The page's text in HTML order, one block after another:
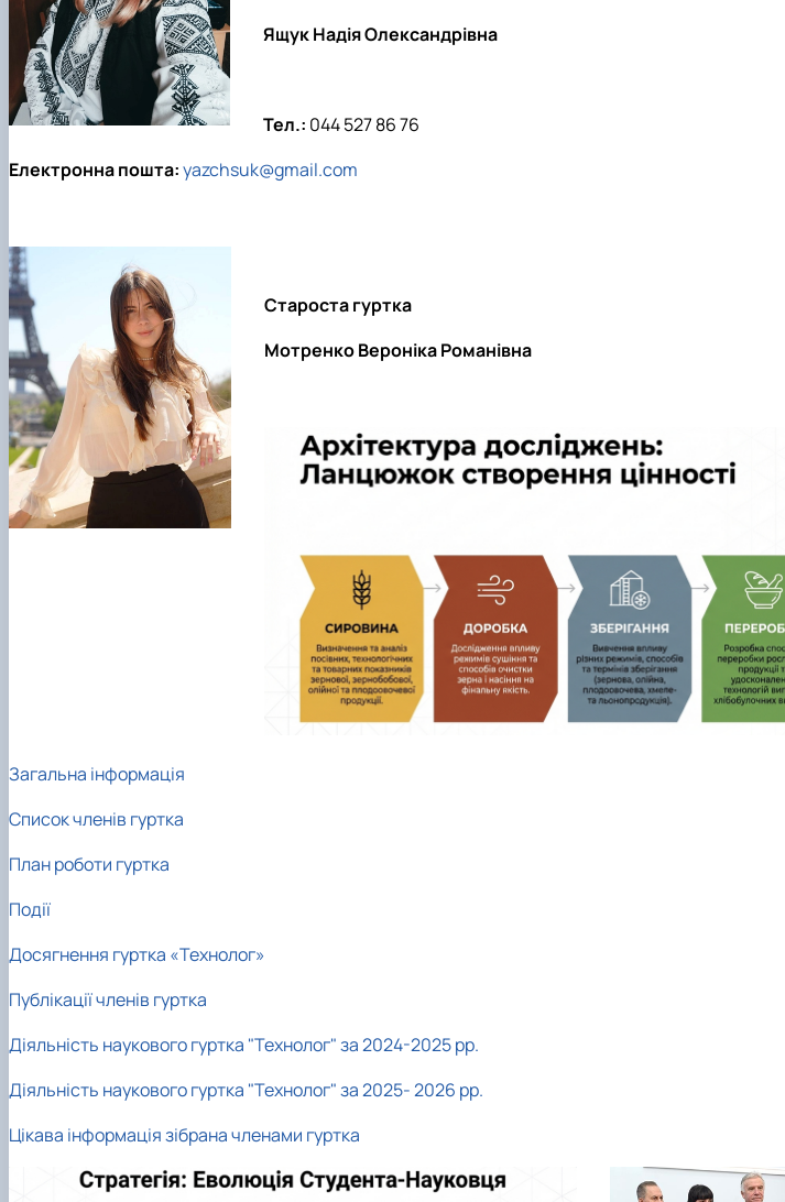
Ящук Надія Олександрівна
Тел.: 044 527 86 76
Електронна пошта:yazchsuk@gmail.com
Староста гуртка
Мотренко Вероніка Романівна
Загальна інформація
Список членів гуртка
План роботи гуртка
Події
Досягнення гуртка «Технолог»
Публікації членів гуртка
Діяльність наукового гуртка "Технолог" за 2024-2025 рр.
Діяльність наукового гуртка "Технолог" за 2025- 2026 рр.
Цікава інформація зібрана членами гуртка